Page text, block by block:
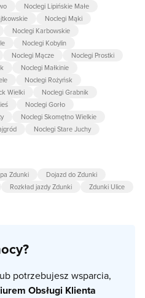
Noclegi Lipińskie Małe
Noclegi Mąki
Noclegi Karbowskie
Noclegi Kobylin
Noclegi Mącze
Noclegi Prostki
Noclegi Małkinie
Noclegi Rożyńsk
Wielki
Noclegi Grabnik
Noclegi Gorło
Noclegi Skomętno Wielkie
Noclegi Stare Juchy
Zdunki
Dojazd do Zdunki
Rozkład jazdy Zdunki
Zdunki Ulice
potrzebujesz wsparcia,
Obsługi Klienta